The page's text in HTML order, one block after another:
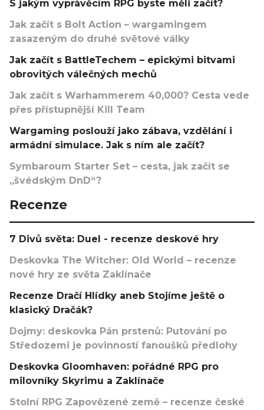
S jakým vyprávěcím RPG byste měli začít?
Jak začít s Bolt Action – wargamingem
zasazeným do druhé světové války
Jak začít s BattleTechem – epickými bitvami
obrovitých válečných mechů
Jak začít s Warhammerem 40,000? Cesta vede
přes přístupnější Kill Team
Wargaming poslouží jako zábava, vzdělání i
armádní simulace. Jak s ním ale začít?
Symbaroum Starter Set – cesta, jak začít se
„švédským DnD“?
Recenze
7 Divů světa: Duel - recenze deskové hry
Deskovka The Witcher: Old World – recenze
nové hry ze světa Zaklínače
Recenze Dračí Hlídky aneb Stojíme ještě o
klasický Dračák?
Dojmy: deskovka Pán prstenů: Putování po
Středozemi je povinností fanoušků předlohy
Deskovka Gloomhaven: pořádné RPG pro
milovníky Skyrimu a Zaklínače
Stolní RPG Zapovězené země – recenze české